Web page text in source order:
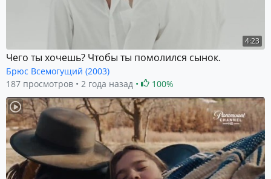
4:23
Чего ты хочешь? Чтобы ты помолился сынок.
Брюс Всемогущий (2003)
187 просмотров
2 года назад 100%